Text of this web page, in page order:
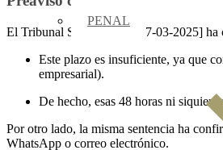
PENAL
El Tribunal Supremo [TS 27-03-2025] ha
Este plazo es insuficiente, ya que
empresarial).
De hecho, esas 48 horas ni
Por otro lado, la misma sentencia ha
WhatsApp o correo electrónico.